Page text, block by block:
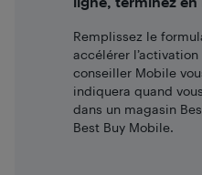
Remplissez le
accélérer
conseiller Mobile
indiquera quand
dans un magasin
Best Buy Mobile.